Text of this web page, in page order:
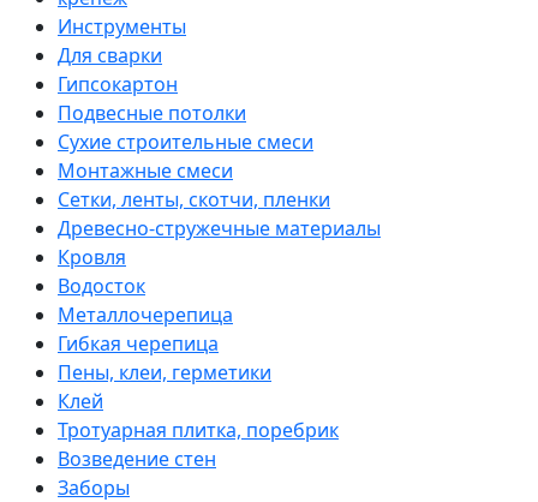
Инструменты
Для сварки
Гипсокартон
Подвесные потолки
Сухие строительные смеси
Монтажные смеси
Сетки, ленты, скотчи, пленки
Древесно-стружечные материалы
Кровля
Водосток
Металлочерепица
Гибкая черепица
Пены, клеи, герметики
Клей
Тротуарная плитка, поребрик
Возведение стен
Заборы